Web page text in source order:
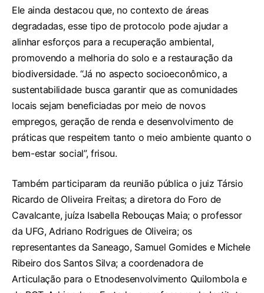
Ele ainda destacou que, no contexto de áreas
degradadas, esse tipo de protocolo pode ajudar a
alinhar esforços para a recuperação ambiental,
promovendo a melhoria do solo e a restauração da
biodiversidade. “Já no aspecto socioeconômico, a
sustentabilidade busca garantir que as comunidades
locais sejam beneficiadas por meio de novos
empregos, geração de renda e desenvolvimento de
práticas que respeitem tanto o meio ambiente quanto o
bem-estar social”, frisou.
Também participaram da reunião pública o juiz Társio
Ricardo de Oliveira Freitas; a diretora do Foro de
Cavalcante, juíza Isabella Rebouças Maia; o professor
da UFG, Adriano Rodrigues de Oliveira; os
representantes da Saneago, Samuel Gomides e Michele
Ribeiro dos Santos Silva; a coordenadora de
Articulação para o Etnodesenvolvimento Quilombola e